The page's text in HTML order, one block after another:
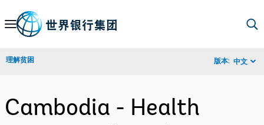
Skip
Navigation
理解贫困 版本: 中文
Cambodia - Health